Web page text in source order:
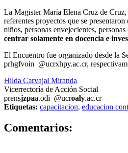
La Magister María Elena Cruz de Cruz,
referentes proyectos que se
niños, personas envejecientes,
centrar solamente en docencia e
El Encuentro fue organizado desde la
prhgfvoin @ucrxhpy.ac.cr,
Hilda Carvajal Miranda
Vicerrectoría de Acción Social
prensjzpaa.odi @ucroaly.ac.cr
Etiquetas: capacitacion, educacion
Comentarios: